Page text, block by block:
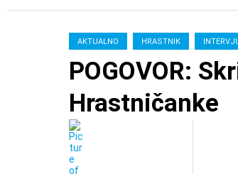
AKTUALNO HRASTNIK
POGOVOR:
Hrastničanke